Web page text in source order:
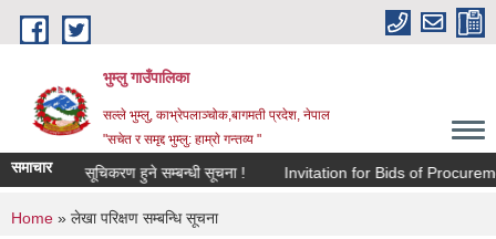
Skip to main content
भुम्लु गाउँपालिका
सल्ले भुम्लु, काभ्रेपलाञ्चोक,बागमती प्रदेश, नेपाल
"सचेत र समृद्द भुम्लु: हाम्राे गन्तव्य "
समाचारलागि सूचिकरण हुने सम्बन्धी सूचना ! Invitation for Bids of
You are here
Home » लेखा परिक्षण सम्बन्धि सूचना